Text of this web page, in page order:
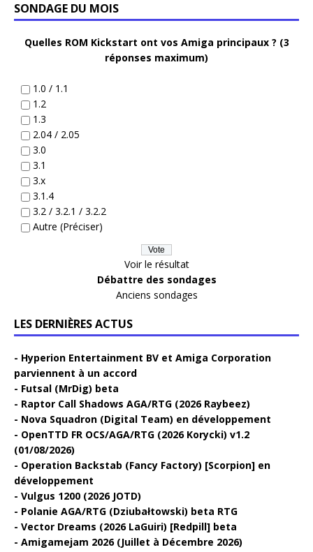
SONDAGE DU MOIS
Quelles ROM Kickstart ont vos Amiga principaux ? (3
réponses maximum)
1.0 / 1.1
1.2
1.3
2.04 / 2.05
3.0
3.1
3.x
3.1.4
3.2 / 3.2.1 / 3.2.2
Autre (Préciser)
Voir le résultat
Débattre des sondages
Anciens sondages
LES DERNIÈRES ACTUS
Hyperion Entertainment BV et Amiga Corporation
parviennent à un accord
Futsal (MrDig) beta
Raptor Call Shadows AGA/RTG (2026 Raybeez)
Nova Squadron (Digital Team) en développement
OpenTTD FR OCS/AGA/RTG (2026 Korycki) v1.2
(01/08/2026)
Operation Backstab (Fancy Factory) [Scorpion] en
développement
Vulgus 1200 (2026 JOTD)
Polanie AGA/RTG (Dziubałtowski) beta RTG
Vector Dreams (2026 LaGuiri) [Redpill] beta
Amigamejam 2026 (Juillet à Décembre 2026)